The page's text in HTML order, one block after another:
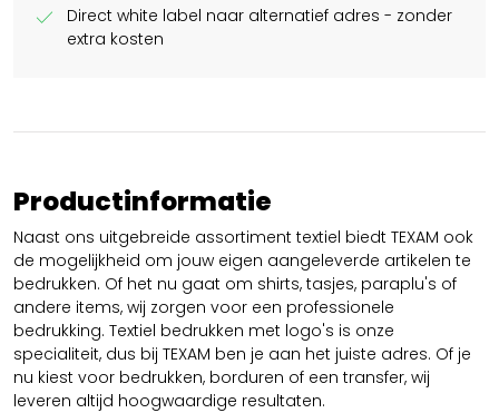
check
Direct white label naar alternatief adres - zonder
extra kosten
Productinformatie
Naast ons uitgebreide assortiment textiel biedt TEXAM ook
de mogelijkheid om jouw eigen aangeleverde artikelen te
bedrukken. Of het nu gaat om shirts, tasjes, paraplu's of
andere items, wij zorgen voor een professionele
bedrukking. Textiel bedrukken met logo's is onze
specialiteit, dus bij TEXAM ben je aan het juiste adres. Of je
nu kiest voor bedrukken, borduren of een transfer, wij
leveren altijd hoogwaardige resultaten.